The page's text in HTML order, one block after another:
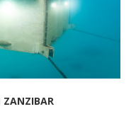
ZANZIBAR